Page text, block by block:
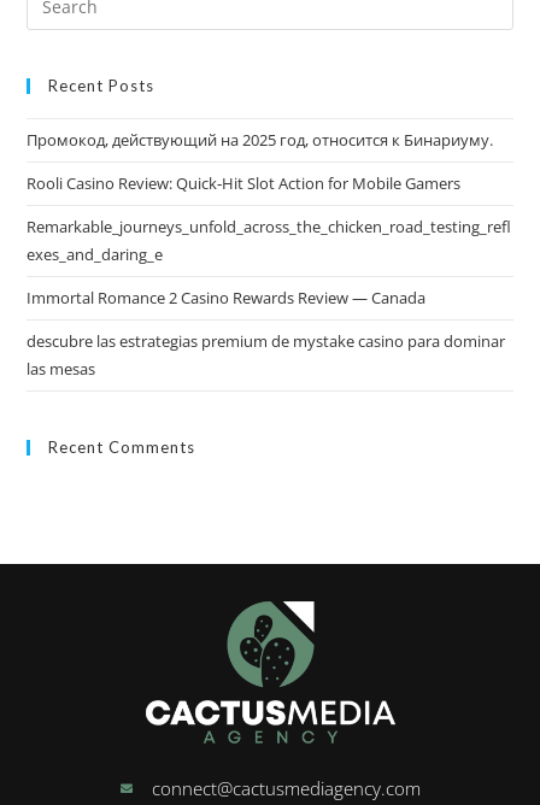
Recent Posts
Промокод, действующий на 2025 год, относится к Бинариуму.
Rooli Casino Review: Quick‑Hit Slot Action for Mobile Gamers
Remarkable_journeys_unfold_across_the_chicken_road_testing_refl
exes_and_daring_e
Immortal Romance 2 Casino Rewards Review — Canada
descubre las estrategias premium de mystake casino para dominar
las mesas
Recent Comments
connect@cactusmediagency.com